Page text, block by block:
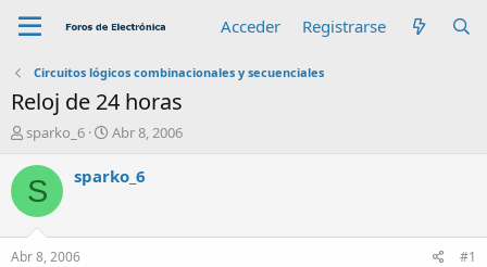
Acceder Registrarse
Circuitos lógicos combinacionales y secuenciales
Reloj de 24 horas
A
t
o
r
sparko_6
F
c
Abr 8, 2006
S sparko_6
Abr 8, 2006 #1